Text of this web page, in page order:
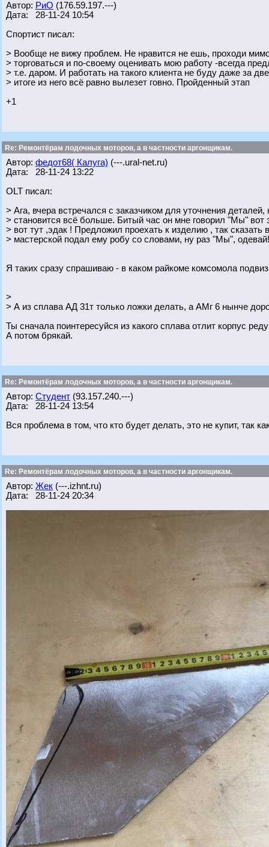
Автор: РиО (176.59.197.---)
Дата: 28-11-24 10:54
Спортист писал:
> Вообще не вижу проблем. Не нравится не ешь, проходи
> торговаться и по-своему оценивать мою работу -всегда
> т.е. даром. И работать на такого клиента не буду даже за
> итоге из него всё равно вылезет говно. Пройденный этап
+1
Re: Ремонтёрам лодочных моторов, а в частности аргонщикам.
Автор: федот68( Калуга) (---.ural-net.ru)
Дата: 28-11-24 13:22
OLT писал:
> Ага, вчера встречался с заказчиком для уточнения
> становится всё больше. Битый час он мне говорил "Мы"
> вот тут ,эдак ! Предложил проехать к изделию , так сказать
> мастерской подал ему робу со словами, ну раз "Мы",
Я таких сразу спрашиваю - в каком райкоме комсомола
>
> А из сплава АД 31т только ложки делать, а АМг 6 нынче
Ты сначала поинтересуйся из какого сплава отлит корпус
А потом брякай.
Re: Ремонтёрам лодочных моторов, а в частности аргонщикам.
Автор: Студент (93.157.240.---)
Дата: 28-11-24 13:54
Вся проблема в том, что кто будет делать, это не купит, так
Re: Ремонтёрам лодочных моторов, а в частности аргонщикам.
Автор: Жек (---.izhnt.ru)
Дата: 28-11-24 20:34